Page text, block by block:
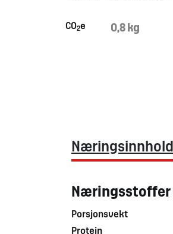
CO2e 0,8 kg
Næringsinnhold
Næringsstoffer
Porsjonsvekt
Protein